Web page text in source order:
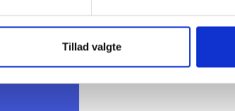
Tillad valgte